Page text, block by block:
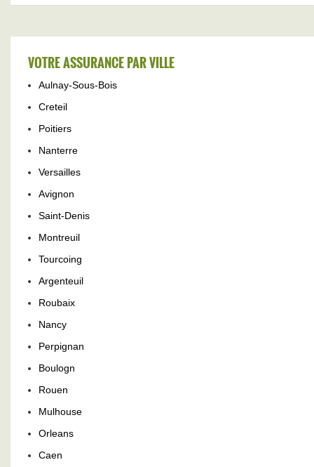
VOTRE ASSURANCE PAR VILLE
Aulnay-Sous-Bois
Creteil
Poitiers
Nanterre
Versailles
Avignon
Saint-Denis
Montreuil
Tourcoing
Argenteuil
Roubaix
Nancy
Perpignan
Boulogn
Rouen
Mulhouse
Orleans
Caen